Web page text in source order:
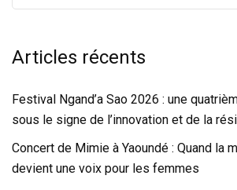
Articles récents
Festival Ngand’a Sao 2026 : une
sous le signe de l’innovation et de la
Concert de Mimie à Yaoundé : Quand la
devient une voix pour les femmes